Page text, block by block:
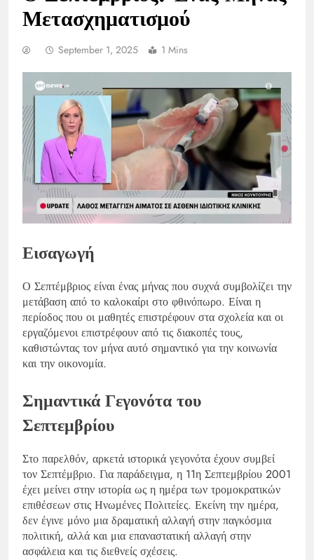
Μετασχηματισμού
September 1, 2025 1 Mins
Εισαγωγή
Ο Σεπτέμβριος είναι ένας μήνας που συχνά συμβολίζει την
μετάβαση από το καλοκαίρι στο φθινόπωρο. Είναι η
περίοδος που οι μαθητές επιστρέφουν στα σχολεία και οι
εργαζόμενοι επιστρέφουν από τις διακοπές τους,
καθιστώντας τον μήνα αυτό σημαντικό για την κοινωνία
και την οικονομία.
Σημαντικά Γεγονότα του
Σεπτεμβρίου
Στο παρελθόν, αρκετά ιστορικά γεγονότα έχουν συμβεί
τον Σεπτέμβριο. Για παράδειγμα, η 11η Σεπτεμβρίου 2001
έχει μείνει στην ιστορία ως η ημέρα των τρομοκρατικών
επιθέσεων στις Ηνωμένες Πολιτείες. Εκείνη την ημέρα,
δεν έγινε μόνο μια δραματική αλλαγή στην παγκόσμια
πολιτική, αλλά και μια επαναστατική αλλαγή στην
ασφάλεια και τις διεθνείς σχέσεις.